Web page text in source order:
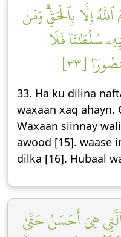
إِلَّا بِٱلۡحَقِّۗ وَمَن
سُلۡطَٰنٗا فَلَا
[٣٣]
33. Ha ku dilina
waxaan xaq
Waxaan siinnay
awood [15]. waase
dilka [16]. Hubaal
هِيَ أَحۡسَنُ حَتَّىٰ